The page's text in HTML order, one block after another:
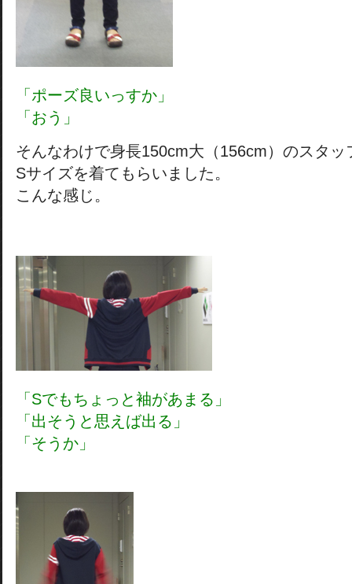
「ポーズ良いっすか」
「おう」
そんなわけで身長150cm大（156cm）のスタッ
Sサイズを着てもらいました。
こんな感じ。
「Sでもちょっと袖があまる」
「出そうと思えば出る」
「そうか」